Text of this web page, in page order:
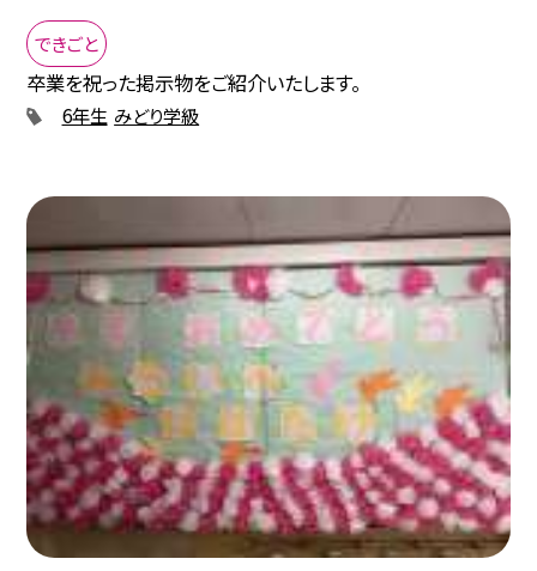
できごと
卒業を祝った掲示物をご紹介いたします。
6年生 みどり学級